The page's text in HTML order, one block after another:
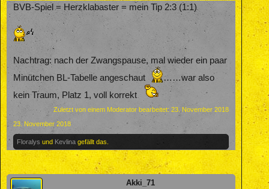
BVB-Spiel = Herzklabaster = mein Tip 2:3 (1:1)
Nachtrag: nach der Zwangspause, mal wieder ein paar
Minütchen BL-Tabelle angeschaut
……war also
kein Traum, Platz 1, voll korrekt
Zuletzt von einem Moderator bearbeitet:23. November 2018
23. November 2018
Floralys und Kevlina gefällt das.
Akki_71